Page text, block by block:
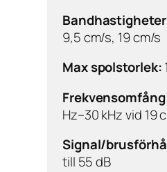
9,5 cm/s, 19 cm/s
Max spolstorlek:
Hz–30 kHz vid 19
Signal/
till 55 dB